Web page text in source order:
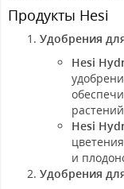
Продукты Hesi
Удобрения
Hesi
Hesi
и
Удобрения